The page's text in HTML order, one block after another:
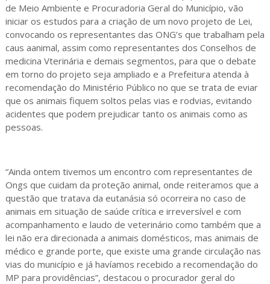
de Meio Ambiente e Procuradoria Geral do Município, vão
iniciar os estudos para a criação de um novo projeto de Lei,
convocando os representantes das ONG’s que trabalham pela
caus aanimal, assim como representantes dos Conselhos de
medicina Vterinária e demais segmentos, para que o debate
em torno do projeto seja ampliado e a Prefeitura atenda à
recomendação do Ministério Público no que se trata de eviar
que os animais fiquem soltos pelas vias e rodvias, evitando
acidentes que podem prejudicar tanto os animais como as
pessoas.
“Ainda ontem tivemos um encontro com representantes de
Ongs que cuidam da proteção animal, onde reiteramos que a
questão que tratava da eutanásia só ocorreira no caso de
animais em situação de saúde crítica e irreversível e com
acompanhamento e laudo de veterinário como também que a
lei não era direcionada a animais domésticos, mas animais de
médico e grande porte, que existe uma grande circulação nas
vias do município e já havíamos recebido a recomendação do
MP para providências”, destacou o procurador geral do